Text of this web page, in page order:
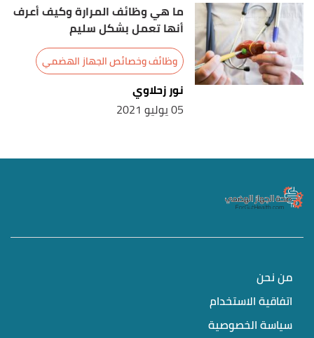
ما هي وظائف المرارة وكيف أعرف
أنها تعمل بشكل سليم
وظائف وخصائص الجهاز الهضمي
نور زحلاوي
05 يوليو 2021
من نحن
اتفاقية الاستخدام
سياسة الخصوصية